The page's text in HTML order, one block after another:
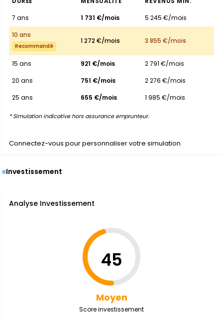
7 ans
1 731 €/mois
5 245 €/mois
10 ans
Recommandé
1 272 €/mois 3 855 €/mois
15 ans 921 €/mois
2 791 €/mois
20 ans
751 €/mois
2 276 €/mois
25 ans
655 €/mois 1 985 €/mois
* Simulation indicative hors assurance emprunteur.
Connectez-vous pour personnaliser votre simulation
Investissement
Analyse Investissement
45
Moyen
Score investissement